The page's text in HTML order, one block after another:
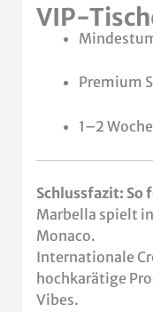
VIP-
Premium
1–2
Schlussfazit: So
Marbella spielt
Monaco.
Internationale
hochkarätige
Vibes.